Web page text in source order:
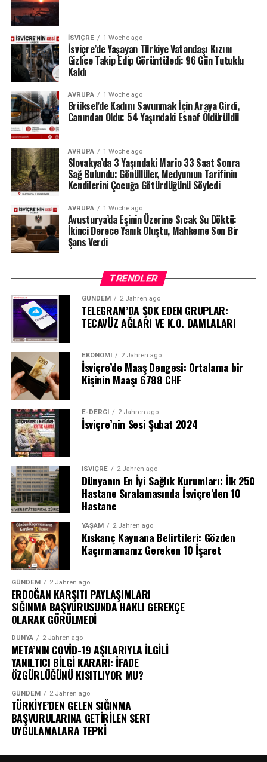
İSVIÇRE 1 Woche ago
İsviçre’de Yaşayan Türkiye Vatandaşı Kızını
Gizlice Takip Edip Görüntüledi: 96 Gün Tutuklu
Kaldı
AVRUPA 1 Woche ago
Brüksel’de Kadını Savunmak İçin Araya Girdi,
Canından Oldu: 54 Yaşındaki Esnaf Öldürüldü
AVRUPA 1 Woche ago
Slovakya’da 3 Yaşındaki Mario 33 Saat Sonra
Sağ Bulundu: Gönüllüler, Medyumun Tarifinin
Kendilerini Çocuğa Götürdüğünü Söyledi
AVRUPA 1 Woche ago
Avusturya’da Eşinin Üzerine Sıcak Su Döktü:
İkinci Derece Yanık Oluştu, Mahkeme Son Bir
Şans Verdi
TRENDLER
GÜNDEM 2 Jahren ago
TELEGRAM’DA ŞOK EDEN GRUPLAR:
TECAVÜZ AĞLARI VE K.O. DAMLALARI
EKONOMI 2 Jahren ago
İsviçre’de Maaş Dengesi: Ortalama bir
Kişinin Maaşı 6788 CHF
E-DERGI 2 Jahren ago
İsviçre’nin Sesi Şubat 2024
İSVIÇRE 2 Jahren ago
Dünyanın En İyi Sağlık Kurumları: İlk 250
Hastane Sıralamasında İsviçre’den 10
Hastane
YAŞAM 2 Jahren ago
Kıskanç Kaynana Belirtileri: Gözden
Kaçırmamanız Gereken 10 İşaret
GÜNDEM 2 Jahren ago
ERDOĞAN KARŞITI PAYLAŞIMLARI
SIĞINMA BAŞVURUSUNDA HAKLI GEREKÇE
OLARAK GÖRÜLMEDİ
DÜNYA 2 Jahren ago
META’NIN COVİD-19 AŞILARIYLA İLGİLİ
YANILTICI BİLGİ KARARI: İFADE
ÖZGÜRLÜĞÜNÜ KISITLIYOR MU?
GÜNDEM 2 Jahren ago
TÜRKİYE’DEN GELEN SIĞINMA
BAŞVURULARINA GETİRİLEN SERT
UYGULAMALARA TEPKİ